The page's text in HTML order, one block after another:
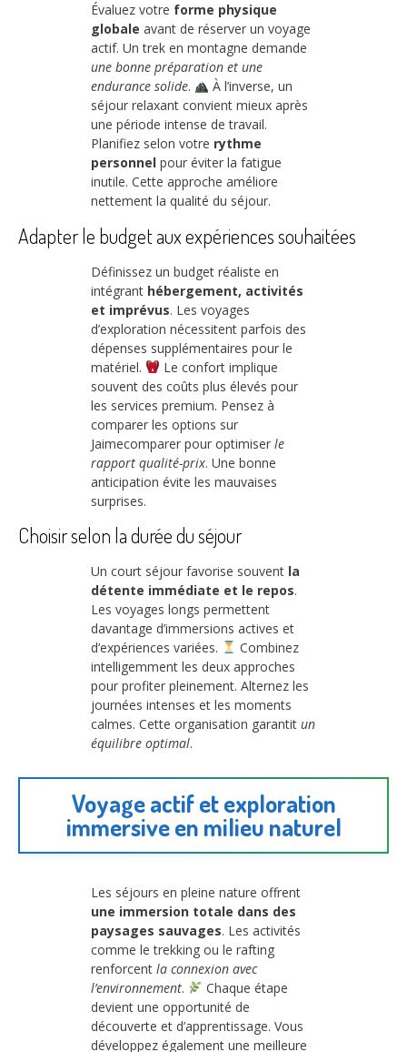
Évaluez votre forme physique
globale avant de réserver un voyage
actif. Un trek en montagne demande
une bonne préparation et une
endurance solide.
À l’inverse, un
séjour relaxant convient mieux après
une période intense de travail.
Planifiez selon votre rythme
personnel pour éviter la fatigue
inutile. Cette approche améliore
nettement la qualité du séjour.
Adapter le budget aux expériences souhaitées
Définissez un budget réaliste en
intégrant hébergement, activités
et imprévus. Les voyages
d’exploration nécessitent parfois des
dépenses supplémentaires pour le
matériel.
Le confort implique
souvent des coûts plus élevés pour
les services premium. Pensez à
comparer les options sur
Jaimecomparer pour optimiser le
rapport qualité-prix. Une bonne
anticipation évite les mauvaises
surprises.
Choisir selon la durée du séjour
Un court séjour favorise souvent la
détente immédiate et le repos.
Les voyages longs permettent
davantage d’immersions actives et
d’expériences variées.
Combinez
intelligemment les deux approches
pour profiter pleinement. Alternez les
journées intenses et les moments
calmes. Cette organisation garantit un
équilibre optimal.
Voyage actif et exploration
immersive en milieu naturel
Les séjours en pleine nature offrent
une immersion totale dans des
paysages sauvages. Les activités
comme le trekking ou le rafting
renforcent la connexion avec
l’environnement.
Chaque étape
devient une opportunité de
découverte et d’apprentissage. Vous
développez également une meilleure